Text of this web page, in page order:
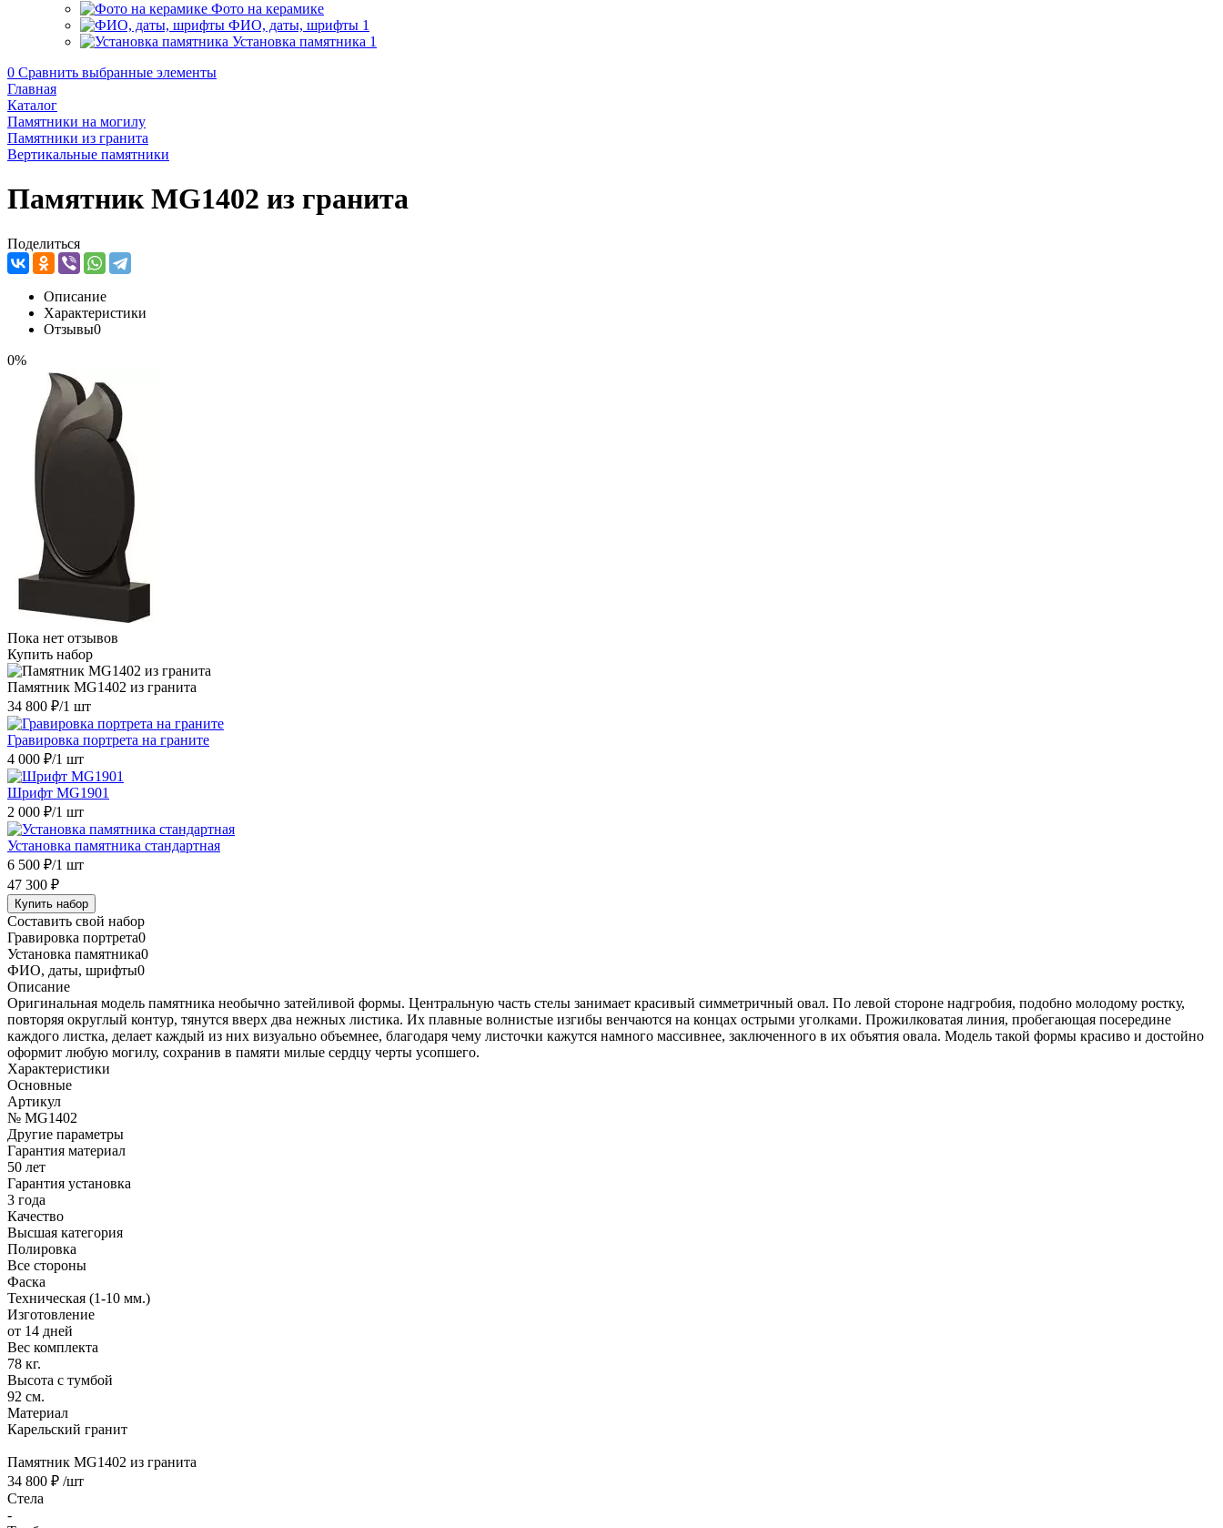
Фото на керамике
ФИО, даты, шрифты 1
Установка памятника 1
0 Сравнить выбранные элементы
Главная
Каталог
Памятники на могилу
Памятники из гранита
Вертикальные памятники
Памятник MG1402 из гранита
Поделиться
Описание
Характеристики
Отзывы0
0%
Пока нет отзывов
Купить набор
Памятник MG1402 из гранита
34 800 ₽/1 шт
Гравировка портрета на граните
4 000 ₽/1 шт
Шрифт MG1901
2 000 ₽/1 шт
Установка памятника стандартная
6 500 ₽/1 шт
47 300 ₽
Купить набор
Составить свой набор
Гравировка портрета0
Установка памятника0
ФИО, даты, шрифты0
Описание
Оригинальная модель памятника необычно затейливой формы. Центральную часть стелы занимает красивый симметричный овал. По левой стороне надгробия, подобно молодому ростку,
повторяя округлый контур, тянутся вверх два нежных листика. Их плавные волнистые изгибы венчаются на концах острыми уголками. Прожилковатая линия, пробегающая посередине
каждого листка, делает каждый из них визуально объемнее, благодаря чему листочки кажутся намного массивнее, заключенного в их объятия овала. Модель такой формы красиво и достойно
оформит любую могилу, сохранив в памяти милые сердцу черты усопшего.
Характеристики
Основные
Артикул
№ MG1402
Другие параметры
Гарантия материал
50 лет
Гарантия установка
3 года
Качество
Высшая категория
Полировка
Все стороны
Фаска
Техническая (1-10 мм.)
Изготовление
от 14 дней
Вес комплекта
78 кг.
Высота с тумбой
92 см.
Материал
Карельский гранит
Памятник MG1402 из гранита
34 800 ₽ /шт
Стела
-